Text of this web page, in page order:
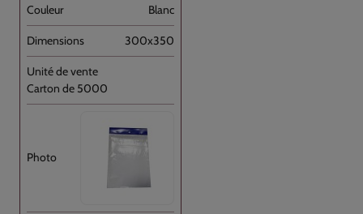
Blanc
300x350
Carton de 5000